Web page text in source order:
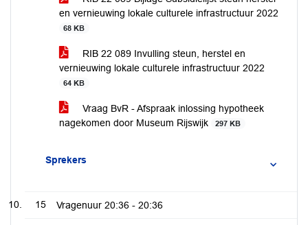
en vernieuwing lokale culturele infrastructuur 2022
68 KB
RIB 22 089 Invulling steun, herstel en
vernieuwing lokale culturele infrastructuur 2022
64 KB
Vraag BvR - Afspraak inlossing hypotheek
nagekomen door Museum Rijswijk
297 KB
Sprekers
15 Vragenuur 20:36 - 20:36